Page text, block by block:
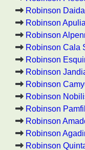
Robinson
Robinson Apulia
Robinson
Robinson Cala
Robinson
Robinson
Robinson
Robinson
Robinson
Robinson
Robinson
Robinson